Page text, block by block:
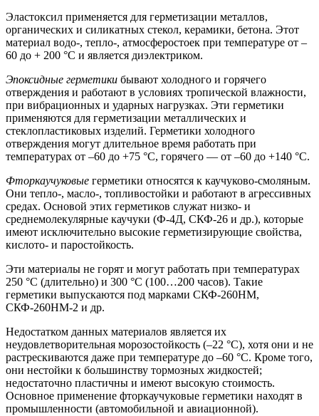
Эластоксил применяется для герметизации металлов,
органических и силикатных стекол, керамики, бетона. Этот
материал водо-, тепло-, атмосферостоек при температуре от –
60 до + 200 °С и является диэлектриком.
Эпоксидные герметики бывают холодного и горячего
отверждения и работают в условиях тропической влажности,
при вибрационных и ударных нагрузках. Эти герметики
применяются для герметизации металлических и
стеклопластиковых изделий. Герметики холодного
отверждения могут длительное время работать при
температурах от –60 до +75 °С, горячего — от –60 до +140 °С.
Фторкаучуковые герметики относятся к каучуково-смоляным.
Они тепло-, масло-, топливостойки и работают в агрессивных
средах. Основой этих герметиков служат низко- и
среднемолекулярные каучуки (Ф-4Д, СКФ-26 и др.), которые
имеют исключительно высокие герметизирующие свойства,
кислото- и паростойкость.
Эти материалы не горят и могут работать при температурах
250 °С (длительно) и 300 °С (100…200 часов). Такие
герметики выпускаются под марками СКФ-260НМ,
СКФ-260НМ-2 и др.
Недостатком данных материалов является их
неудовлетворительная морозостойкость (–22 °С), хотя они и не
растрескиваются даже при температуре до –60 °С. Кроме того,
они нестойки к большинству тормозных жидкостей;
недостаточно пластичны и имеют высокую стоимость.
Основное применение фторкаучуковые герметики находят в
промышленности (автомобильной и авиационной).